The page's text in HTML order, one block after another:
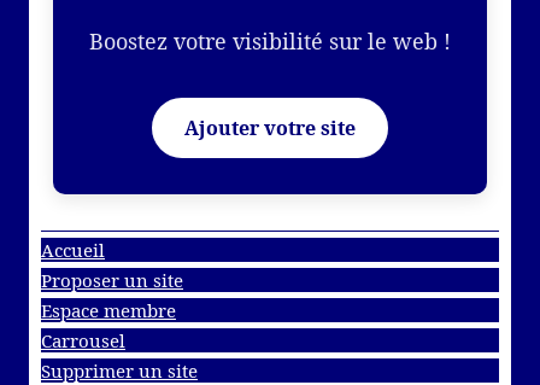
Boostez votre visibilité sur le web !
Ajouter votre site
Accueil
Proposer un site
Espace membre
Carrousel
Supprimer un site